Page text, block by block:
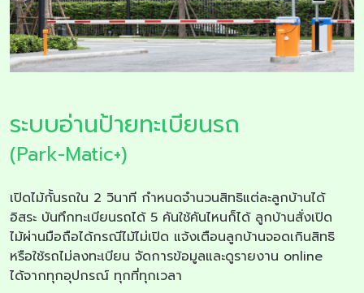
ระบบอ่านป้ายทะเบียนรถ
(Park-Matic+)
เปิดไม้กั้นรถใน 2 วินาที กำหนดจำนวนสิทธิแต่ละลูกบ้านได้
อิสระ บันทึกทะเบียนรถได้ 5 คันใช้คันไหนก็ได้ ลูกบ้านสั่งเปิด
ไม้ผ่านมือถือได้กรณีไม้ไม่เปิด แจ้งเตือนลูกบ้านจอดเกินสิทธิ
หรือใช้รถไม่ลงทะเบียน จัดการข้อมูลและดูรายงาน online
ได้จากทุกอุปกรณ์ ทุกที่ทุกเวลา